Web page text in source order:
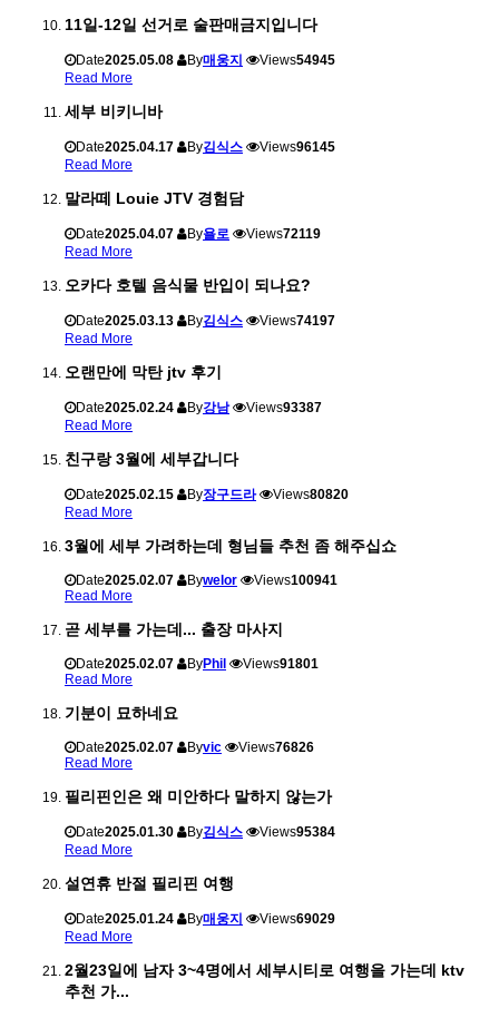
11일-12일 선거로 술판매금지입니다
Date2025.05.08 By매웅지 Views54945
Read More
세부 비키니바
Date2025.04.17 By김식스 Views96145
Read More
말라떼 Louie JTV 경험담
Date2025.04.07 By욜로 Views72119
Read More
오카다 호텔 음식물 반입이 되나요?
Date2025.03.13 By김식스 Views74197
Read More
오랜만에 막탄 jtv 후기
Date2025.02.24 By강남 Views93387
Read More
친구랑 3월에 세부갑니다
Date2025.02.15 By장구드라 Views80820
Read More
3월에 세부 가려하는데 형님들 추천 좀 해주십쇼
Date2025.02.07 Bywelor Views100941
Read More
곧 세부를 가는데... 출장 마사지
Date2025.02.07 ByPhil Views91801
Read More
기분이 묘하네요
Date2025.02.07 Byvic Views76826
Read More
필리핀인은 왜 미안하다 말하지 않는가
Date2025.01.30 By김식스 Views95384
Read More
설연휴 반절 필리핀 여행
Date2025.01.24 By매웅지 Views69029
Read More
2월23일에 남자 3~4명에서 세부시티로 여행을 가는데 ktv
추천 가...